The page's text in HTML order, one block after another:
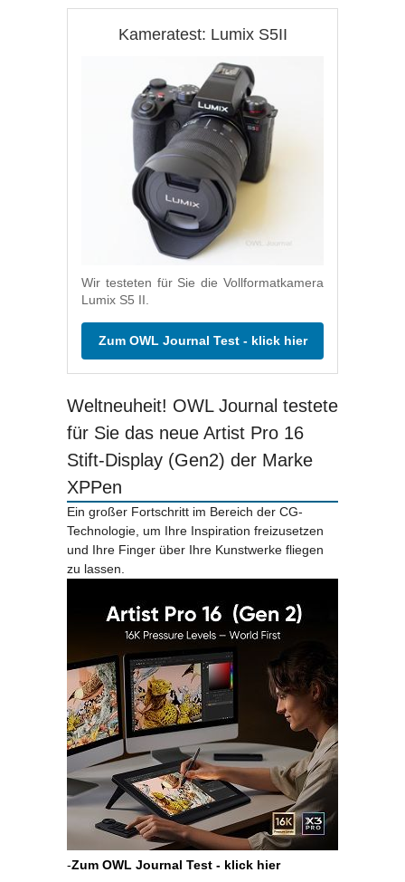
Kameratest: Lumix S5II
Wir testeten für Sie die Vollformatkamera
Lumix S5 II.
Zum OWL Journal Test - klick hier
Weltneuheit! OWL Journal testete
für Sie das neue Artist Pro 16
Stift-Display (Gen2) der Marke
XPPen
Ein großer Fortschritt im Bereich der CG-
Technologie, um Ihre Inspiration freizusetzen
und Ihre Finger über Ihre Kunstwerke fliegen
zu lassen.
-Zum OWL Journal Test - klick hier